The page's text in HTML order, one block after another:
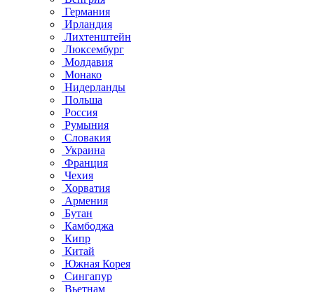
Германия
Ирландия
Лихтенштейн
Люксембург
Молдавия
Монако
Нидерланды
Польша
Россия
Румыния
Словакия
Украина
Франция
Чехия
Хорватия
Армения
Бутан
Камбоджа
Кипр
Китай
Южная Корея
Сингапур
Вьетнам